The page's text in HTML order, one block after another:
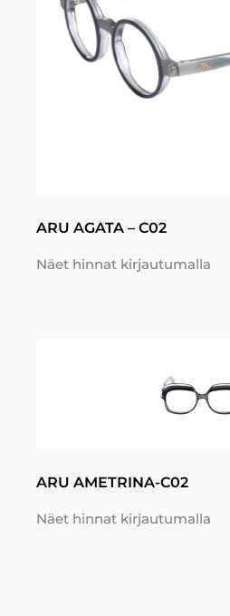
ARU AGATA – C02
Näet hinnat kirjautumalla
ARU AMETRINA-C02
Näet hinnat kirjautumalla